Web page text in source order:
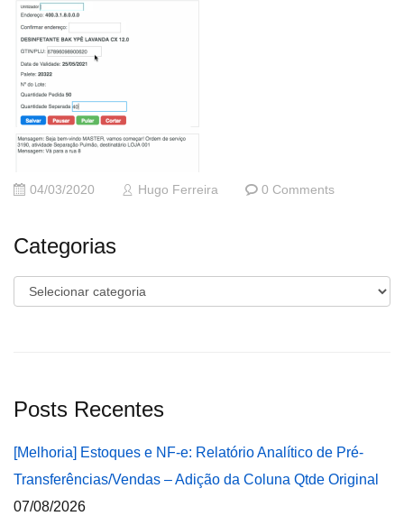
04/03/2020 Hugo Ferreira 0 Comments
Categorias
Categorias
Posts Recentes
[Melhoria] Estoques e NF-e: Relatório Analítico de Pré-
Transferências/Vendas – Adição da Coluna Qtde Original
07/08/2026